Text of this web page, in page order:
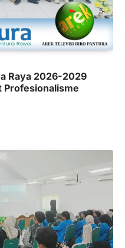
Raya 2026-2029
Profesionalisme